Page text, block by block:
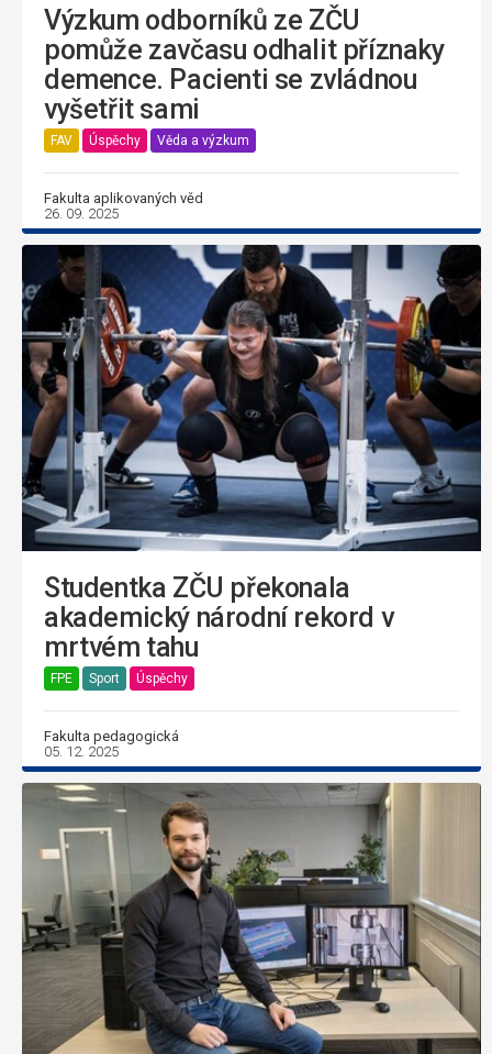
Výzkum odborníků ze ZČU
pomůže zavčasu odhalit příznaky
demence. Pacienti se zvládnou
vyšetřit sami
FAV Úspěchy Věda a výzkum
Fakulta aplikovaných věd
26. 09. 2025
Studentka ZČU překonala
akademický národní rekord v
mrtvém tahu
FPE Sport Úspěchy
Fakulta pedagogická
05. 12. 2025